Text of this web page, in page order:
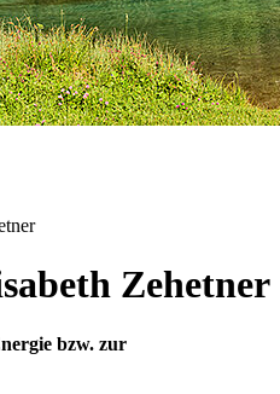
Zehetner
bzw. zur